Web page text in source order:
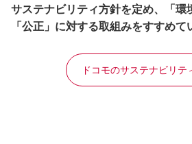
サステナビリティ方針を定め、「環
「公正」に対する取組みをすすめて
ドコモのサステナビリテ